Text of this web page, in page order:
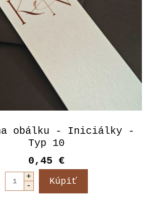
obálku - Iniciálky -
Typ 10
0,45 €